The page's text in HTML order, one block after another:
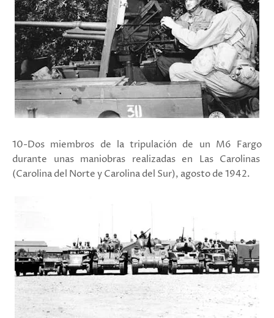
10-Dos miembros de la tripulación de un M6 Fargo
durante unas maniobras realizadas en Las Carolinas
(Carolina del Norte y Carolina del Sur), agosto de 1942.